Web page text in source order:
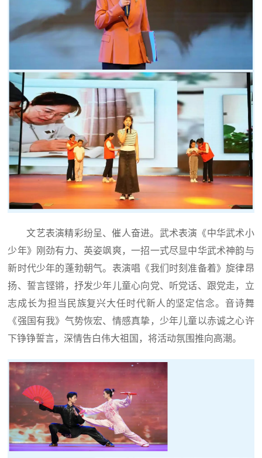
文艺表演精彩纷呈、催人奋进。武术表演《中华武术小
少年》刚劲有力、英姿飒爽，一招一式尽显中华武术神韵与
新时代少年的蓬勃朝气。表演唱《我们时刻准备着》旋律昂
扬、誓言铿锵，抒发少年儿童心向党、听党话、跟党走，立
志成长为担当民族复兴大任时代新人的坚定信念。音诗舞
《强国有我》气势恢宏、情感真挚，少年儿童以赤诚之心许
下铮铮誓言，深情告白伟大祖国，将活动氛围推向高潮。